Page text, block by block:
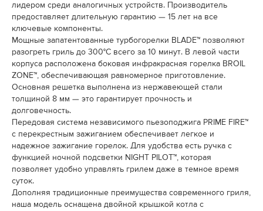
лидером среди аналогичных устройств. Производитель
предоставляет длительную гарантию — 15 лет на все
ключевые компоненты.
Мощные запатентованные турбогорелки BLADE™ позволяют
разогреть гриль до 300°C всего за 10 минут. В левой части
корпуса расположена боковая инфракрасная горелка BROIL
ZONE™, обеспечивающая равномерное приготовление.
Основная решетка выполнена из нержавеющей стали
толщиной 8 мм — это гарантирует прочность и
долговечность.
Передовая система независимого пьезоподжига PRIME FIRE™
с перекрестным зажиганием обеспечивает легкое и
надежное зажигание горелок. Для удобства есть ручка с
функцией ночной подсветки NIGHT PILOT™, которая
позволяет удобно управлять грилем даже в темное время
суток.
Дополняя традиционные преимущества современного гриля,
наша модель оснащена двойной крышкой котла с